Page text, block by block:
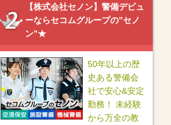
【株式会社セノン】警備デビュ
ーならセコムグループの”セノ
ン”★
50年以上の歴
史ある警備会
社で安心&安定
勤務！ 未経験
から万全の教